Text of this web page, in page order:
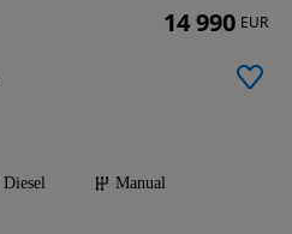
Diesel
Manual
14 990 EUR